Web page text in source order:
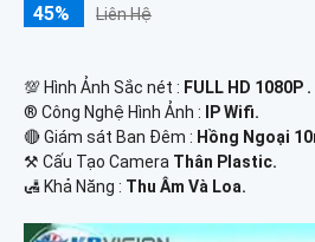
45% Liên Hệ
💯 Hình Ảnh Sắc nét : FULL HD 1080P .
®️ Công Nghệ Hình Ảnh :
IP Wifi.
🔴 Giám sát Ban Đêm : Hồng Ngoại
⚒ Cấu Tạo Camera Thân Plastic.
️🛃 Khả Năng : Thu Âm Và Loa.